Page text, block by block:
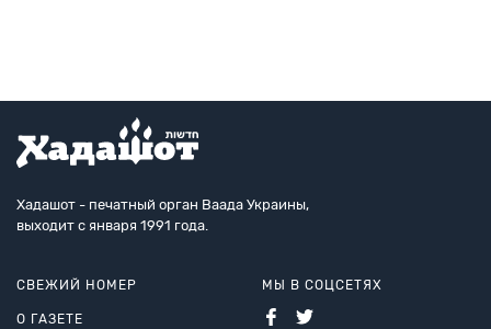
Хадашот - печатный орган Ваада Украины,
выходит с января 1991 года.
СВЕЖИЙ НОМЕР
О ГАЗЕТЕ
МЫ В СОЦСЕТЯХ